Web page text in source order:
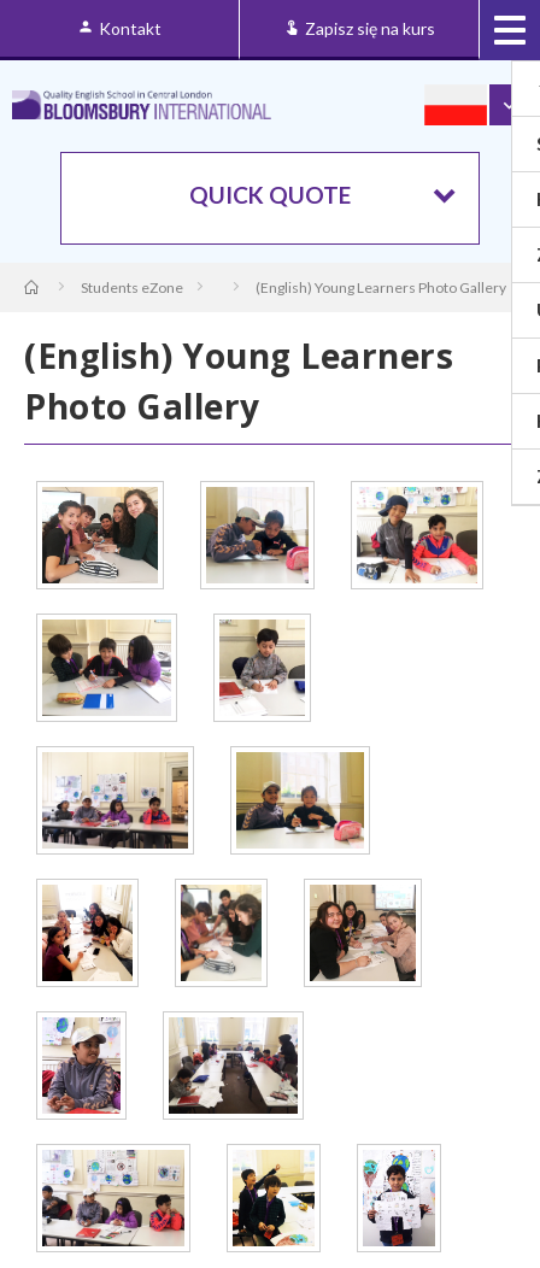
Kontakt Zapisz się na kurs
QUICK QUOTE
Students eZone (English) Young Learners Photo Gallery
(English) Young Learners
Photo Gallery